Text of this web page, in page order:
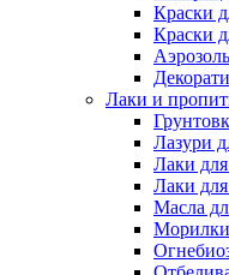
Краски
Краски
Лаки и
Лазури
Лаки для
Лаки для
Масла
Морилки